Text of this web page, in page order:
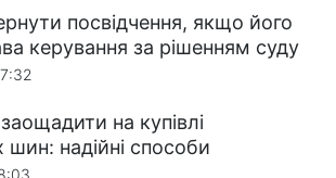
посвідчення, якщо його
керування за рішенням суду
на купівлі
шин: надійні способи